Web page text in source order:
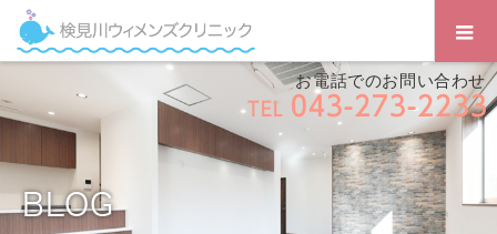
お電話でのお問い合わせ
TEL 043-273-2233
BLOG